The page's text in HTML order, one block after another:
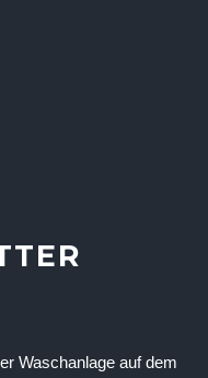
Waschanlage auf dem